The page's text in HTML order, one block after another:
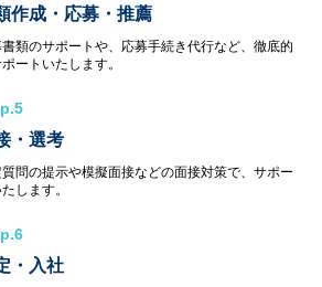
作成・応募・推薦
書類のサポートや、応募手続き代行など、徹底的
ートいたします。
・選考
問の提示や模擬面接などの面接対策で、サポー
たします。
・入社